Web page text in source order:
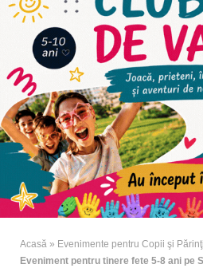
Acasă » Evenimente pentru Copii şi Părinţi
Eveniment pentru tinere fete 5-8 ani pe